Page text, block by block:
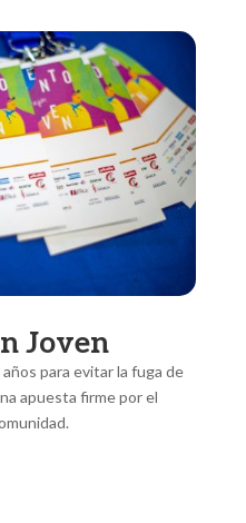
Joven
para evitar la fuga de
apuesta firme por el